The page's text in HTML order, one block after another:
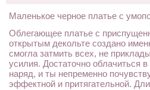
Маленькое черное платье с
Облегающее платье с
открытым декольте создано
смогла затмить всех, не
усилия. Достаточно облачиться
наряд, и ты непременно
эффектной и притягательной.